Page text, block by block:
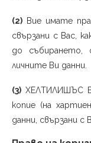
(2) Вие имате
свързани с Вас,
до събирането,
личните Ви данни.
(3) ХЕЛТИЛИШЪС
копие (на
данни, свързани с